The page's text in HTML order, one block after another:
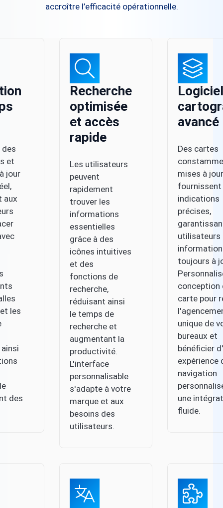
accroître l’efficacité opérationnelle.
des
et
jour
aux
les
des
Recherche
optimisée
et accès
rapide
Les utilisateurs
peuvent
rapidement
trouver les
informations
essentielles
grâce à des
icônes intuitives
et des
fonctions de
recherche,
réduisant ainsi
le temps de
recherche et
augmentant la
productivité.
L'interface
personnalisable
s'adapte à votre
marque et aux
besoins des
utilisateurs.
avancé
Des cartes
mises à jour
fournissent
indications
précises,
utilisateurs
toujours à
conception
carte pour
unique de
bureaux et
bénéficier
expérience
navigation
une
fluide.